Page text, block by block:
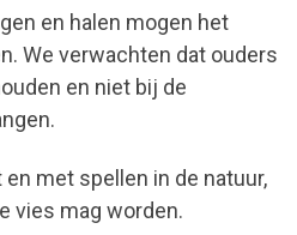
en halen mogen het
We verwachten dat ouders
en niet bij de
met spellen in de natuur,
vies mag worden.